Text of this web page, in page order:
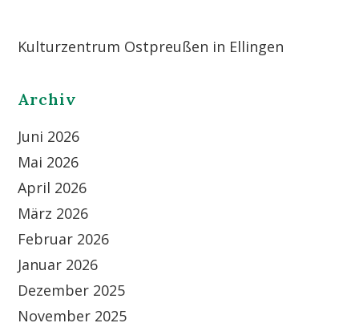
Kulturzentrum Ostpreußen in Ellingen
Archiv
Juni 2026
Mai 2026
April 2026
März 2026
Februar 2026
Januar 2026
Dezember 2025
November 2025